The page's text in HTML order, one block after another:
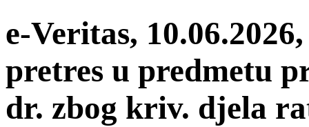
e-Veritas,
pretres u predmetu
dr. zbog kriv. djela